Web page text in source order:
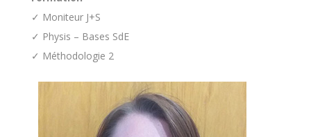
✓ Moniteur J+S
✓ Physis – Bases SdE
✓ Méthodologie 2